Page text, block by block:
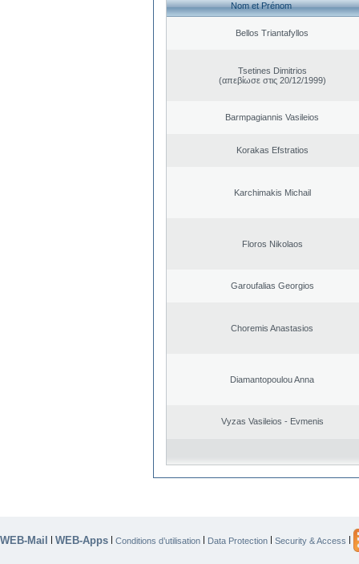
Nom et Prénom
Bellos Triantafyllos
Tsetines Dimitrios
(απεβίωσε στις 20/12/1999)
Barmpagiannis Vasileios
Korakas Efstratios
Karchimakis Michail
Floros Nikolaos
Garoufalias Georgios
Choremis Anastasios
Diamantopoulou Anna
Vyzas Vasileios - Evmenis
WEB-Mail | WEB-Apps | Conditions d’utilisation | Data Protection | Security & Access |